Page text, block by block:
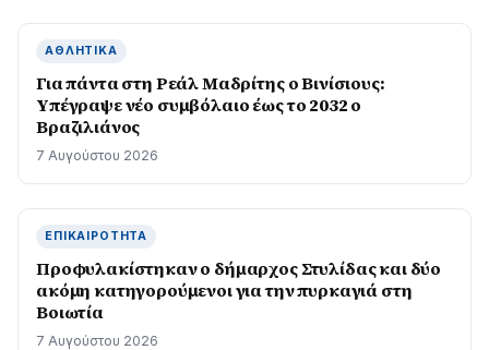
ΑΘΛΗΤΙΚΆ
Για πάντα στη Ρεάλ Μαδρίτης ο Βινίσιους:
Yπέγραψε νέο συμβόλαιο έως το 2032 ο
Βραζιλιάνος
7 Αυγούστου 2026
ΕΠΙΚΑΙΡΌΤΗΤΑ
Προφυλακίστηκαν ο δήμαρχος Στυλίδας και δύο
ακόμη κατηγορούμενοι για την πυρκαγιά στη
Βοιωτία
7 Αυγούστου 2026